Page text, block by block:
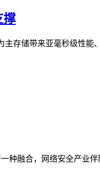
撑
主存储带来亚毫秒级性能
种融合，网络安全产业伴